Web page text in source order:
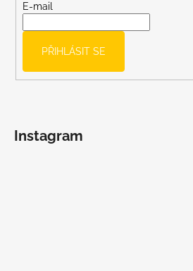
E-mail
PŘIHLÁSIT SE
Instagram